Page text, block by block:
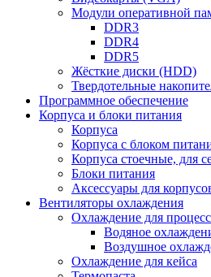
Модули оперативной
DDR3
DDR4
DDR5
Жёсткие диски (HDD)
Твердотельные
Программное обеспечение
Корпуса и блоки питания
Корпуса
Корпуса с блоком
Корпуса стоечные, для
Блоки питания
Аксессуары для
Вентиляторы охлаждения
Охлаждение для
Водяное
Воздушное
Охлаждение для кейса